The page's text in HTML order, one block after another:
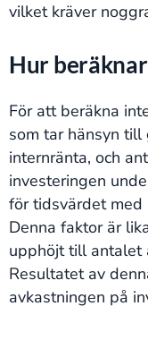
vilket kräver
Hur
För att beräkna
som tar hänsyn till
internränta, och
investeringen
för tidsvärdet med
Denna faktor är
upphöjt till antalet
Resultatet av
avkastningen på